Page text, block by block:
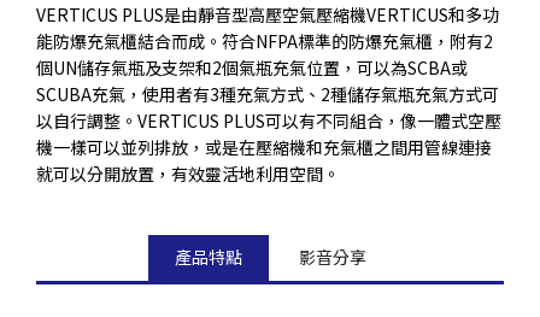
VERTICUS PLUS是由靜音型高壓空氣壓縮機VERTICUS和多功
能防爆充氣櫃結合而成。符合NFPA標準的防爆充氣櫃，附有2
個UN儲存氣瓶及支架和2個氣瓶充氣位置，可以為SCBA或
SCUBA充氣，使用者有3種充氣方式、2種儲存氣瓶充氣方式可
以自行調整。VERTICUS PLUS可以有不同組合，像一體式空壓
機一樣可以並列排放，或是在壓縮機和充氣櫃之間用管線連接
就可以分開放置，有效靈活地利用空間。
產品特點 影音分享